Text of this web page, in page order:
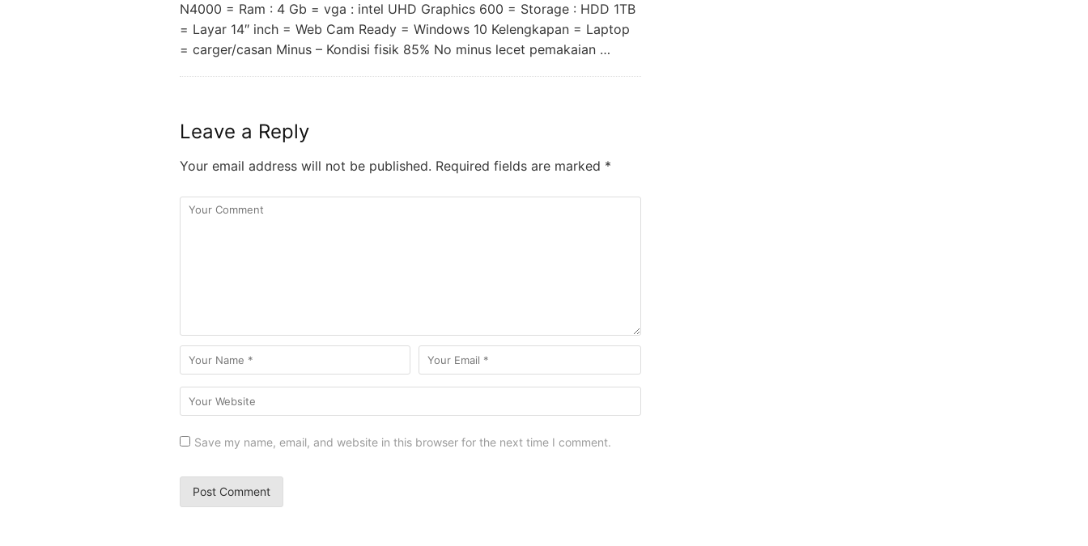
N4000 = Ram : 4 Gb = vga : intel UHD Graphics 600 = Storage : HDD 1TB
= Layar 14″ inch = Web Cam Ready = Windows 10 Kelengkapan = Laptop
= carger/casan Minus – Kondisi fisik 85% No minus lecet pemakaian …
Leave a Reply
Your email address will not be published. Required fields are marked *
Save my name, email, and website in this browser for the next time I comment.